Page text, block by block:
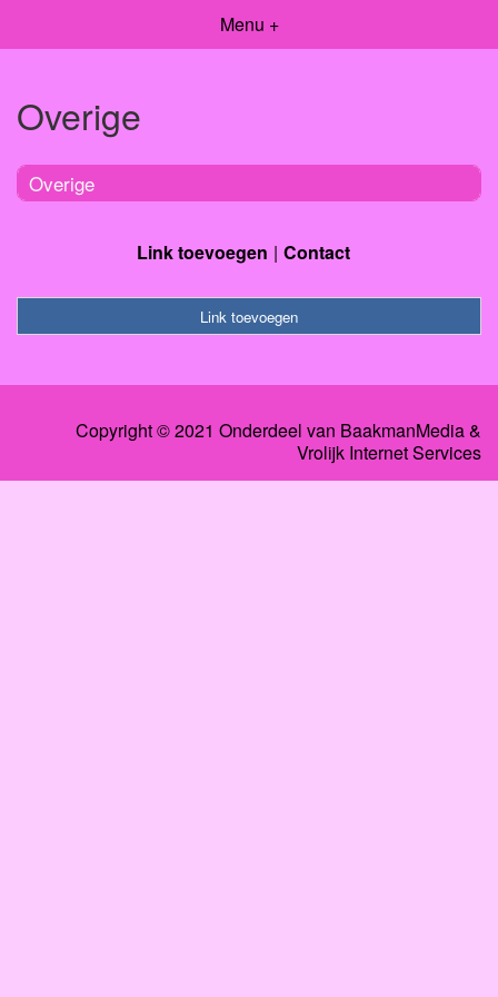
Menu +
Overige
Overige
Link toevoegen Contact
Link toevoegen
Copyright © 2021 Onderdeel van BaakmanMedia&
Vrolijk Internet Services